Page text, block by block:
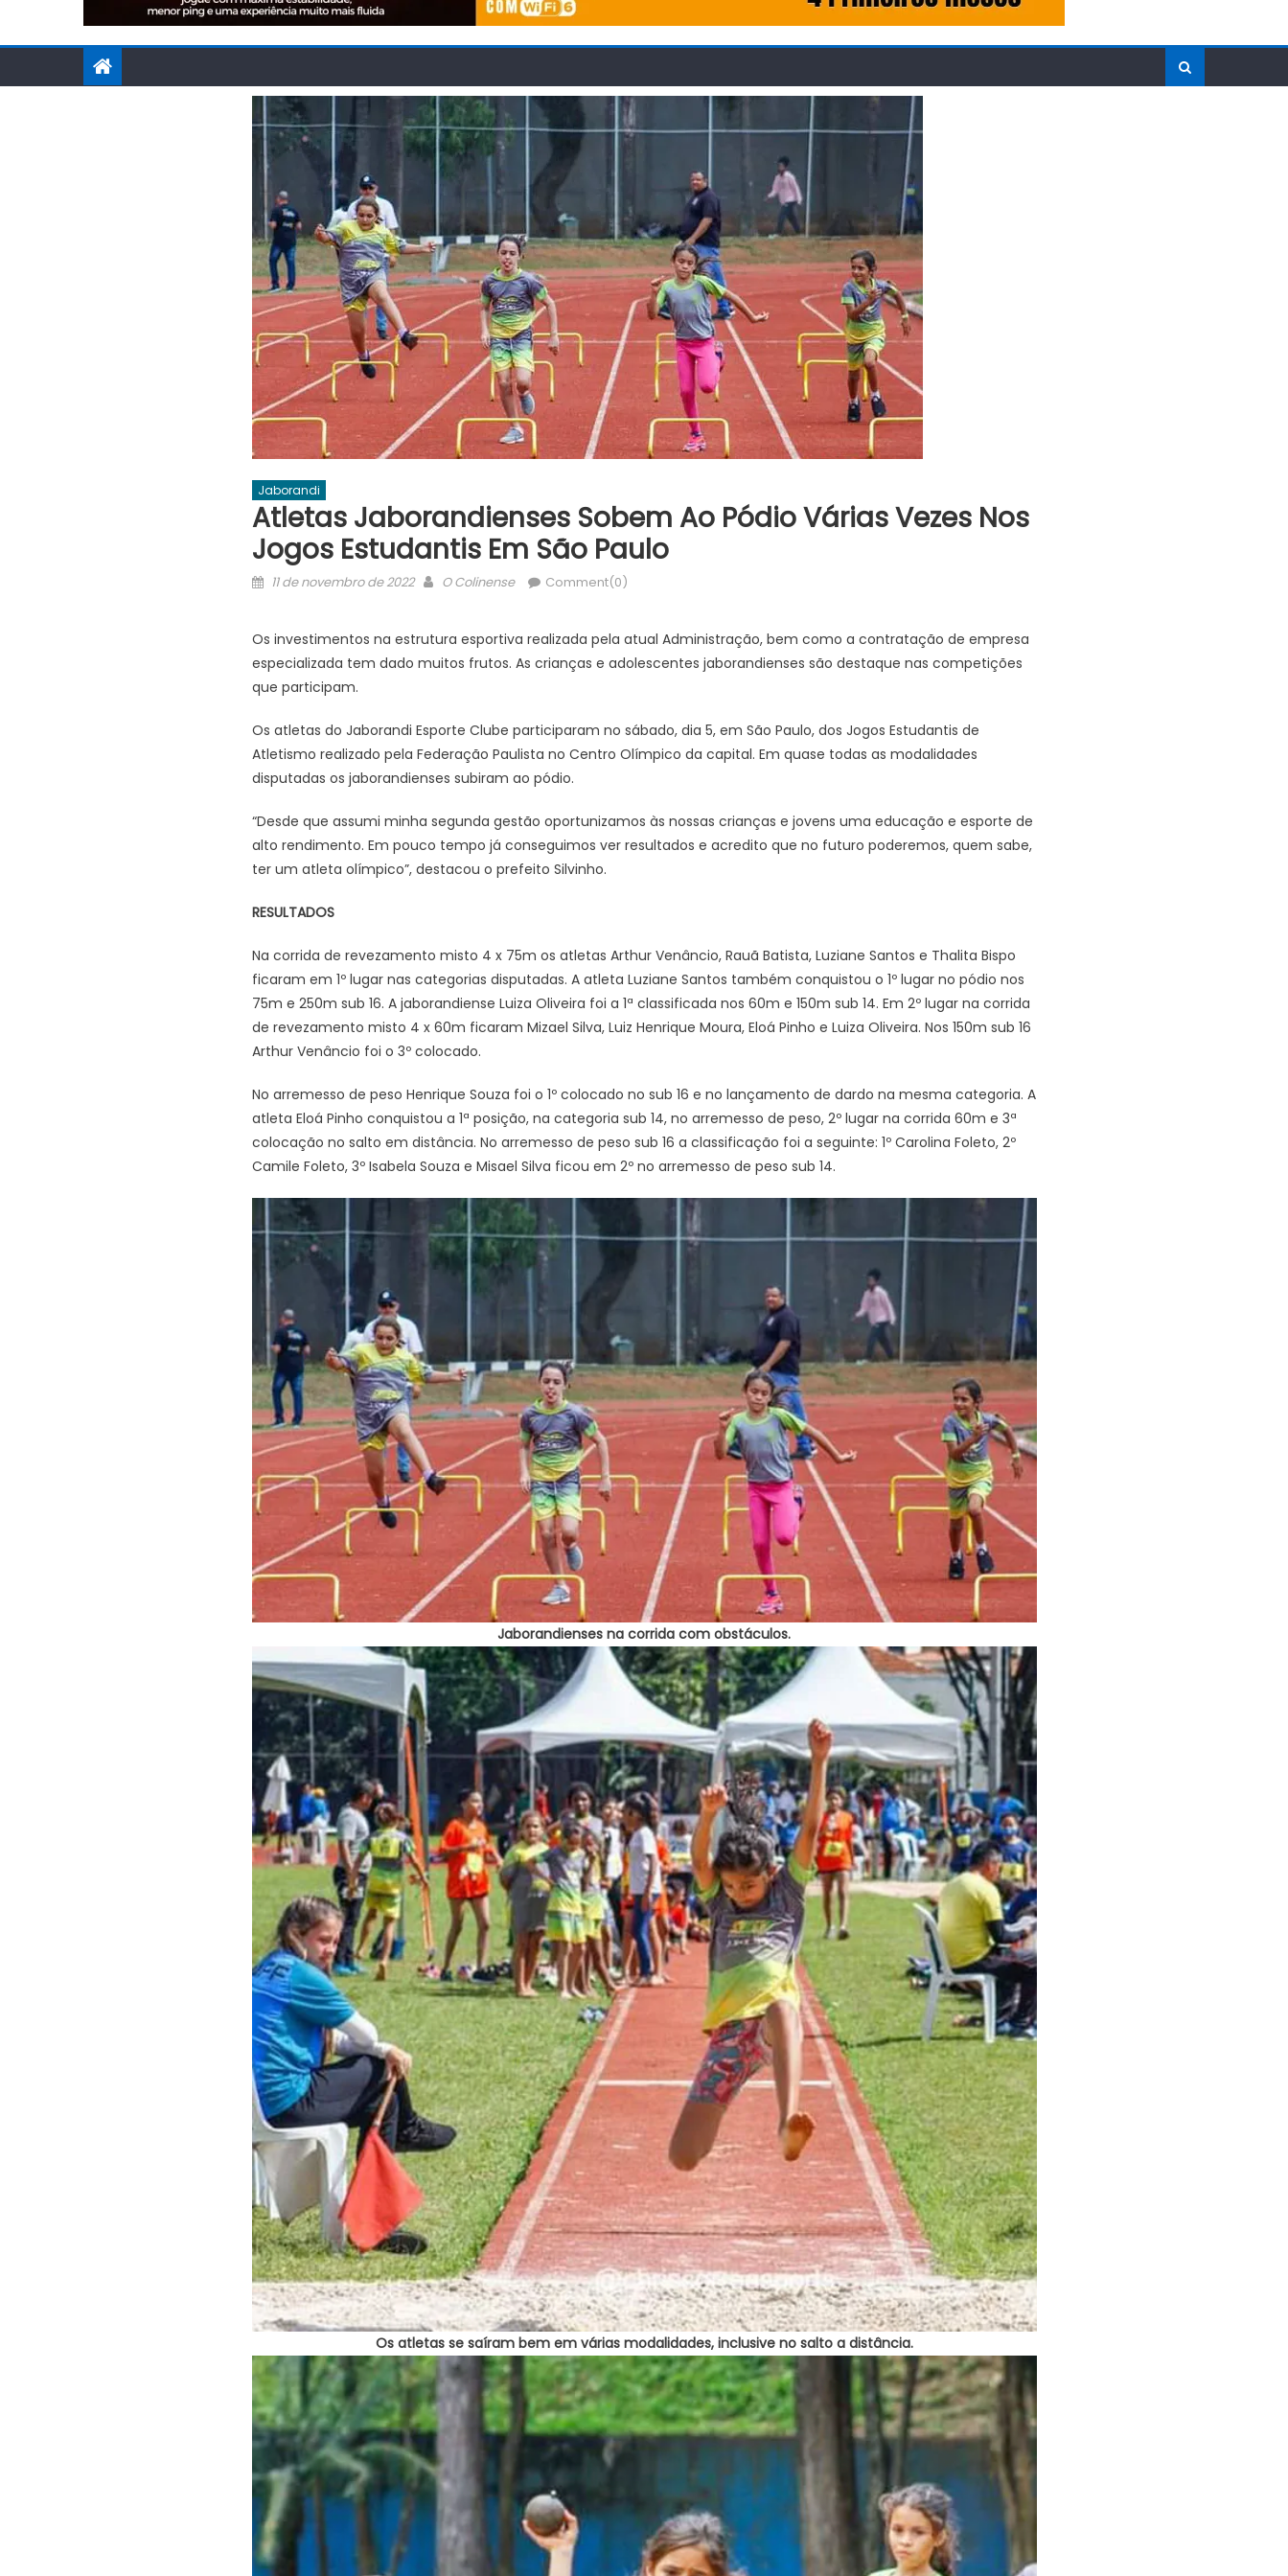
Jaborandi
Atletas Jaborandienses Sobem Ao Pódio Várias Vezes Nos
Jogos Estudantis Em São Paulo
Posted
11 de novembro de 2022 Author
O Colinense Comment(0)
Os investimentos na estrutura esportiva realizada pela atual Administração, bem como a contratação de empresa
especializada tem dado muitos frutos. As crianças e adolescentes jaborandienses são destaque nas competições
que participam.
Os atletas do Jaborandi Esporte Clube participaram no sábado, dia 5, em São Paulo, dos Jogos Estudantis de
Atletismo realizado pela Federação Paulista no Centro Olímpico da capital. Em quase todas as modalidades
disputadas os jaborandienses subiram ao pódio.
“Desde que assumi minha segunda gestão oportunizamos às nossas crianças e jovens uma educação e esporte de
alto rendimento. Em pouco tempo já conseguimos ver resultados e acredito que no futuro poderemos, quem sabe,
ter um atleta olímpico”, destacou o prefeito Silvinho.
RESULTADOS
Na corrida de revezamento misto 4 x 75m os atletas Arthur Venâncio, Rauã Batista, Luziane Santos e Thalita Bispo
ficaram em 1º lugar nas categorias disputadas. A atleta Luziane Santos também conquistou o 1º lugar no pódio nos
75m e 250m sub 16. A jaborandiense Luiza Oliveira foi a 1ª classificada nos 60m e 150m sub 14. Em 2º lugar na corrida
de revezamento misto 4 x 60m ficaram Mizael Silva, Luiz Henrique Moura, Eloá Pinho e Luiza Oliveira. Nos 150m sub 16
Arthur Venâncio foi o 3º colocado.
No arremesso de peso Henrique Souza foi o 1º colocado no sub 16 e no lançamento de dardo na mesma categoria. A
atleta Eloá Pinho conquistou a 1ª posição, na categoria sub 14, no arremesso de peso, 2º lugar na corrida 60m e 3ª
colocação no salto em distância. No arremesso de peso sub 16 a classificação foi a seguinte: 1º Carolina Foleto, 2º
Camile Foleto, 3º Isabela Souza e Misael Silva ficou em 2º no arremesso de peso sub 14.
Jaborandienses na corrida com obstáculos.
Os atletas se saíram bem em várias modalidades, inclusive no salto a distância.